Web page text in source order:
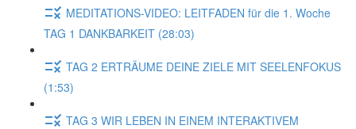
MEDITATIONS-VIDEO: LEITFADEN für die 1. Woche
TAG 1 DANKBARKEIT (28:03)
TAG 2 ERTRÄUME DEINE ZIELE MIT SEELENFOKUS
(1:53)
TAG 3 WIR LEBEN IN EINEM INTERAKTIVEM